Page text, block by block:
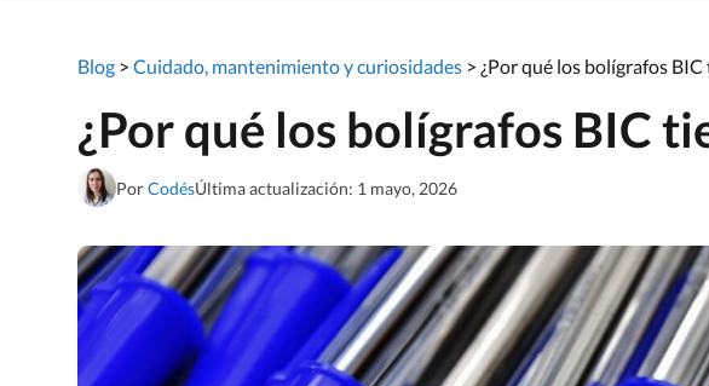
Blog > Cuidado, mantenimiento y curiosidades > ¿Por qué los bolígrafos
¿Por qué los bolígrafos BIC
PorCodésÚltima actualización: 1 mayo, 2026